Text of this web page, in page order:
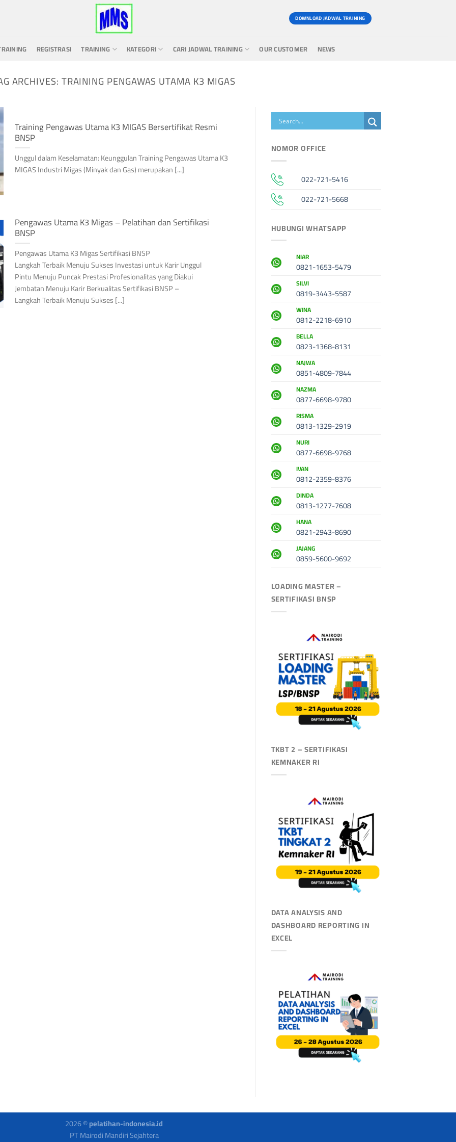
DOWNLOAD JADWAL TRAINING
REGISTRASI TRAINING KATEGORI CARI JADWAL TRAINING OUR CUSTOMER NEWS
ARCHIVES: TRAINING PENGAWAS UTAMA K3 MIGAS
Training Pengawas Utama K3 MIGAS Bersertifikat Resmi
BNSP
Unggul dalam Keselamatan: Keunggulan Training Pengawas Utama K3
MIGAS Industri Migas (Minyak dan Gas) merupakan [...]
Pengawas Utama K3 Migas – Pelatihan dan Sertifikasi
BNSP
Pengawas Utama K3 Migas Sertifikasi BNSP
Langkah Terbaik Menuju Sukses Investasi untuk Karir Unggul
Pintu Menuju Puncak Prestasi Profesionalitas yang Diakui
Jembatan Menuju Karir Berkualitas Sertifikasi BNSP –
Langkah Terbaik Menuju Sukses [...]
NOMOR OFFICE
022-721-5416
022-721-5668
HUBUNGI WHATSAPP
NIAR
0821-1653-5479
SILVI
0819-3443-5587
WINA
0812-2218-6910
BELLA
0823-1368-8131
NAJWA
0851-4809-7844
NAZMA
0877-6698-9780
RISMA
0813-1329-2919
NURI
0877-6698-9768
IVAN
0812-2359-8376
DINDA
0813-1277-7608
HANA
0821-2943-8690
JAJANG
0859-5600-9692
LOADING MASTER –
SERTIFIKASI BNSP
TKBT 2 – SERTIFIKASI
KEMNAKER RI
DATA ANALYSIS AND
DASHBOARD REPORTING IN
EXCEL
2026 ©pelatihan-indonesia.id
PT Mairodi Mandiri Sejahtera